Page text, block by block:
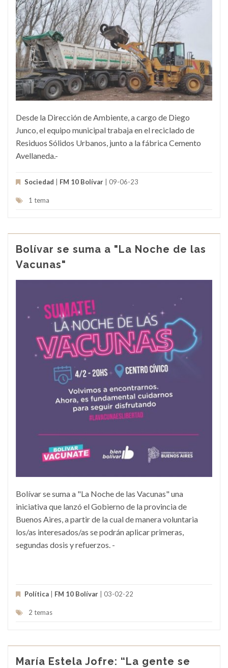
Desde la Dirección de Ambiente, a cargo de Diego
Junco, el equipo municipal trabaja en el reciclado de
Residuos Sólidos Urbanos, junto a la fábrica Cemento
Avellaneda.-
Sociedad FM 10 Bolívar | 09-06-23
1 tema
Bolívar se suma a "La Noche de las
Vacunas"
Bolívar se suma a "La Noche de las Vacunas" una
iniciativa que lanzó el Gobierno de la provincia de
Buenos Aires, a partir de la cual de manera voluntaria
los/as interesados/as se podrán aplicar primeras,
segundas dosis y refuerzos. -
Política FM 10 Bolívar | 03-02-22
2 temas
María Estela Jofre: “La gente se